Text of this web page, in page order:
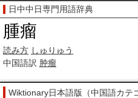
日中中日専門用語辞典
腫瘤
読み方 しゅりゅう
中国語訳 肿瘤
Wiktionary日本語版（中国語カテ